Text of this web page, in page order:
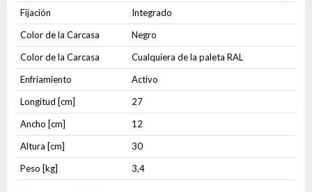
Fijación
Integrado
Color de la Carcasa
Negro
Color de la Carcasa
Cualquiera de la paleta RAL
Enfriamiento
Activo
Longitud [cm]
27
Ancho [cm]
12
Altura [cm]
30
Peso [kg]
3,4